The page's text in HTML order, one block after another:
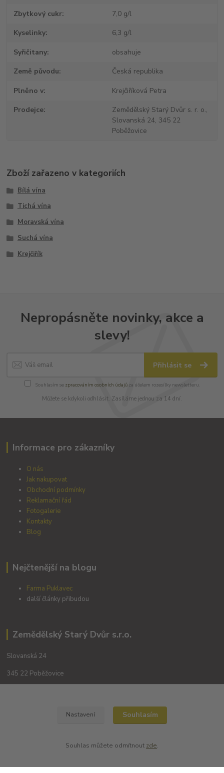
Zbytkový cukr 7,0 g/l
Kyselinky 6,3 g/l
Syřičitany obsahuje
Země původu Česká republika
Plněno v Krejčiříková Petra
Prodejce
Zemědělský Starý Dvůr s. r. o.,
Slovanská 24, 345 22
Poběžovice
Zboží zařazeno v kategoriích
Bílá vína
Tichá vína
Moravská vína
Suchá vína
Krejčiřík
Nepropásněte novinky, akce a
slevy!
Přihlásit se
Souhlasím se zpracováním osobních údajůza účelem rozesílky newsletteru.
Můžete se kdykoli odhlásit. Zasíláme jednou za 14 dní.
Informace pro zákazníky
O nás
Jak nakupovat
Obchodní podmínky
Reklamační řád
Fotogalerie
Kontakty
Blog
Nejčtenější na blogu
Farma Puklavec
další články přibudou
Zemědělský Starý Dvůr s.r.o.
Slovanská 24
345 22 Poběžovice
Nastavení Souhlasím
Souhlas můžete odmítnout zde.